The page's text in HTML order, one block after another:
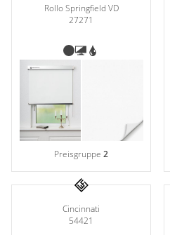
Rollo Springfield VD
27271
Preisgruppe2
Cincinnati
54421